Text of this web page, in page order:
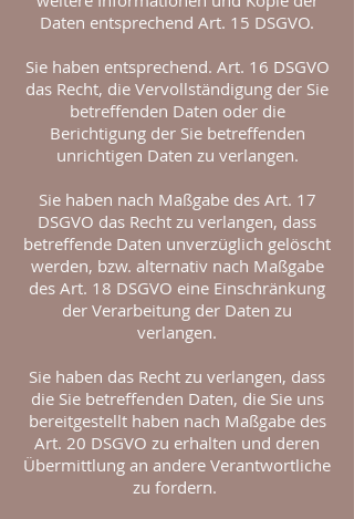
Daten entsprechend Art. 15 DSGVO.
Sie haben entsprechend. Art. 16 DSGVO
das Recht, die Vervollständigung der Sie
betreffenden Daten oder die
Berichtigung der Sie betreffenden
unrichtigen Daten zu verlangen.
Sie haben nach Maßgabe des Art. 17
DSGVO das Recht zu verlangen, dass
betreffende Daten unverzüglich gelöscht
werden, bzw. alternativ nach Maßgabe
des Art. 18 DSGVO eine Einschränkung
der Verarbeitung der Daten zu
verlangen.
Sie haben das Recht zu verlangen, dass
die Sie betreffenden Daten, die Sie uns
bereitgestellt haben nach Maßgabe des
Art. 20 DSGVO zu erhalten und deren
Übermittlung an andere Verantwortliche
zu fordern.